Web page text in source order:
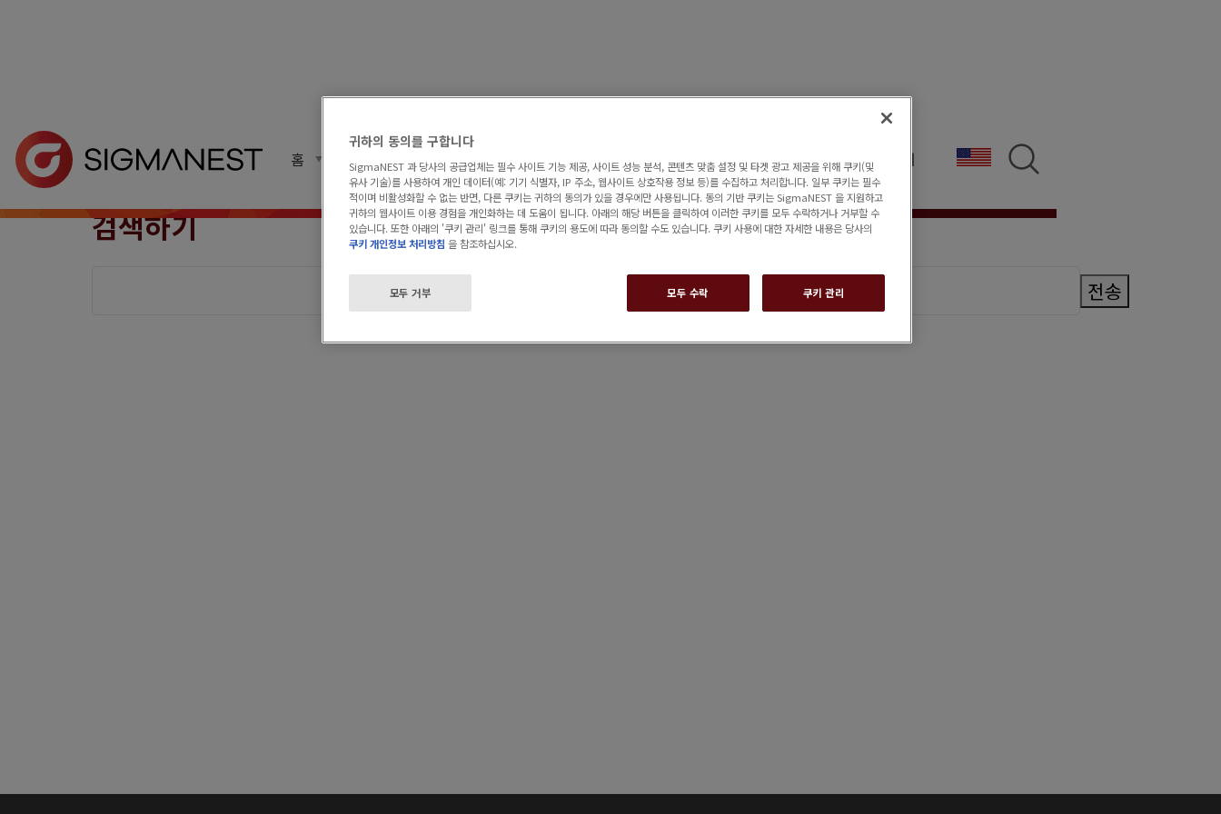
홈 제품 구성 왜 시그마네스트인가? 뉴스 및 이벤트 문의 내 계정 한국어
홈 > 검색하기
검색하기
전송
귀하의 동의를 구합니다
SigmaNEST 과 당사의 공급업체는 필수 사이트 기능 제공, 사이트 성능 분석, 콘텐츠 맞춤 설정 및 타겟 광고 제공을 위해 쿠키(및
유사 기술)를 사용하여 개인 데이터(예: 기기 식별자, IP 주소, 웹사이트 상호작용 정보 등)를 수집하고 처리합니다. 일부 쿠키는 필수
적이며 비활성화할 수 없는 반면, 다른 쿠키는 귀하의 동의가 있을 경우에만 사용됩니다. 동의 기반 쿠키는 SigmaNEST 을 지원하고
귀하의 웹사이트 이용 경험을 개인화하는 데 도움이 됩니다. 아래의 해당 버튼을 클릭하여 이러한 쿠키를 모두 수락하거나 거부할 수
있습니다. 또한 아래의 '쿠키 관리' 링크를 통해 쿠키의 용도에 따라 동의할 수도 있습니다. 쿠키 사용에 대한 자세한 내용은 당사의
쿠키 개인정보 처리방침 을 참조하십시오.
모두 거부 모두 수락 쿠키 관리